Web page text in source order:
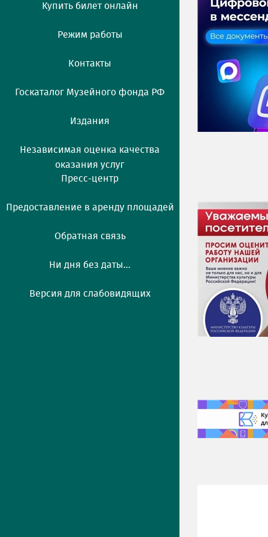
Купить билет онлайн
Режим работы
Контакты
Госкаталог Музейного фонда РФ
Издания
Независимая оценка качества
оказания услуг
Пресс-центр
Предоставление в аренду площадей
Обратная связь
Ни дня без даты...
Версия для слабовидящих